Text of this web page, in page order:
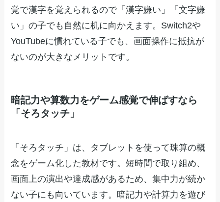
覚で漢字を覚えられるので「漢字嫌い」「文字嫌
い」の子でも自然に机に向かえます。Switch2や
YouTubeに慣れている子でも、画面操作に抵抗が
ないのが大きなメリットです。
暗記力や算数力をゲーム感覚で伸ばすなら
「そろタッチ」
「そろタッチ」は、タブレットを使って珠算の概
念をゲーム化した教材です。短時間で取り組め、
画面上の演出や達成感があるため、集中力が続か
ない子にも向いています。暗記力や計算力を遊び